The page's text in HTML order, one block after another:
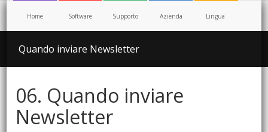
Home Software Supporto Azienda Lingua
Quando inviare Newsletter
06. Quando inviare
Newsletter